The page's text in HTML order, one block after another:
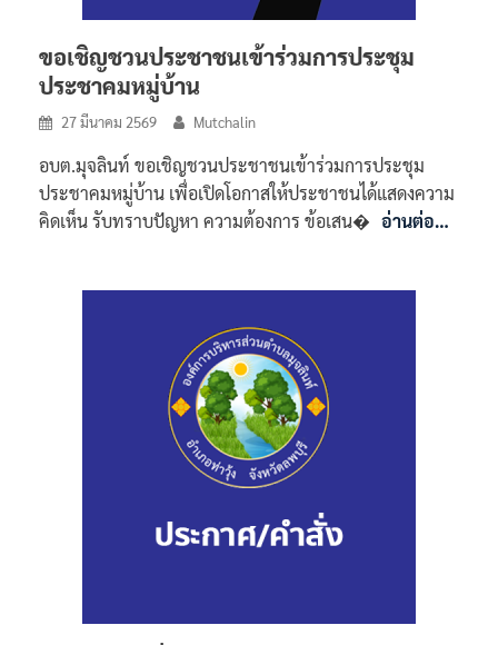
ขอเชิญชวนประชาชนเข้าร่วมการประชุม
ประชาคมหมู่บ้าน
27 มีนาคม 2569 Mutchalin
อบต.มุจลินท์ ขอเชิญชวนประชาชนเข้าร่วมการประชุม
ประชาคมหมู่บ้าน เพื่อเปิดโอกาสให้ประชาชนได้แสดงความ
คิดเห็น รับทราบปัญหา ความต้องการ ข้อเสน� อ่านต่อ…